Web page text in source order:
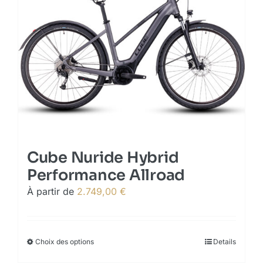
Cube Nuride Hybrid
Performance Allroad
À partir de 2.749,00 €
Choix des optionsThis
Details